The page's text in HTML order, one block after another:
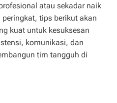
atau sekadar naik
tips berikut akan
kuat untuk kesuksesan
komunikasi, dan
tim tangguh di